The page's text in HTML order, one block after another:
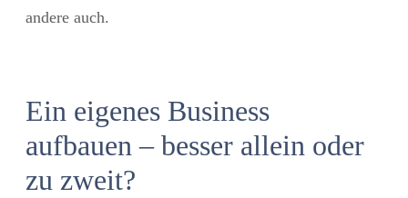
andere auch.
Ein eigenes Business
aufbauen – besser allein oder
zu zweit?